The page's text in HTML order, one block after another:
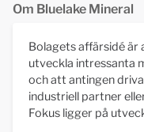
Om Bluelake Mineral
Bolagets affärsidé
utveckla intressanta
och att antingen
industriell partner
Fokus ligger på